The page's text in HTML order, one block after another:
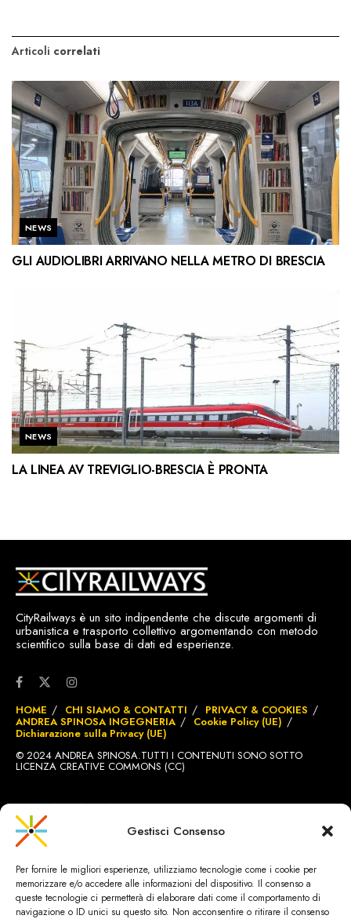
Gestisci Consenso
Per fornire le migliori esperienze, utilizziamo tecnologie come i cookie per
memorizzare e/o accedere alle informazioni del dispositivo. Il consenso a
queste tecnologie ci permetterà di elaborare dati come il comportamento di
navigazione o ID unici su questo sito. Non acconsentire o ritirare il consenso
Articoli correlati
NEWS
GLI AUDIOLIBRI ARRIVANO NELLA METRO DI BRESCIA
NEWS
LA LINEA AV TREVIGLIO-BRESCIA È PRONTA
CityRailways è un sito indipendente che discute argomenti di
urbanistica e trasporto collettivo argomentando con metodo
scientifico sulla base di dati ed esperienze.
HOME CHI SIAMO & CONTATTI PRIVACY & COOKIES
ANDREA SPINOSA INGEGNERIA Cookie Policy (UE)
Dichiarazione sulla Privacy (UE)
© 2024 ANDREA SPINOSA.TUTTI I CONTENUTI SONO SOTTO
LICENZA CREATIVE COMMONS (CC)
SITO REALIZZATO DABRIGNOLE.CH